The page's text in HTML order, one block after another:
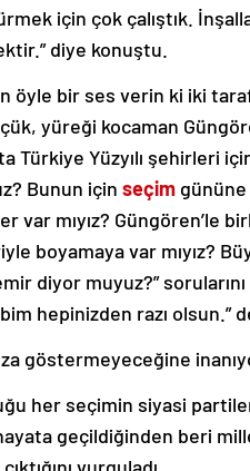
için çok çalıştık.
diye konuştu.
öyle bir ses verin ki iki
yüreği kocaman
Türkiye Yüzyılı şehirleri
Bunun için seçim gününe
var mıyız? Güngören’le
boyamaya var mıyız?
diyor muyuz?”
hepinizden razı olsun.”
göstermeyeceğine
her seçimin siyasi
geçildiğinden beri